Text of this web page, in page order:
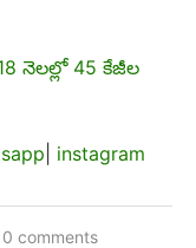
నెలల్లో 45 కేజీల
instagram
0 comments